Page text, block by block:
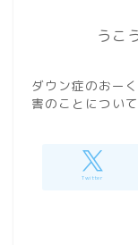
うこ
ダウン症のおー
害のことについ